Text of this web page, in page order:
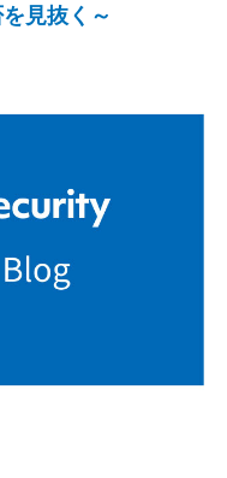
見抜く～